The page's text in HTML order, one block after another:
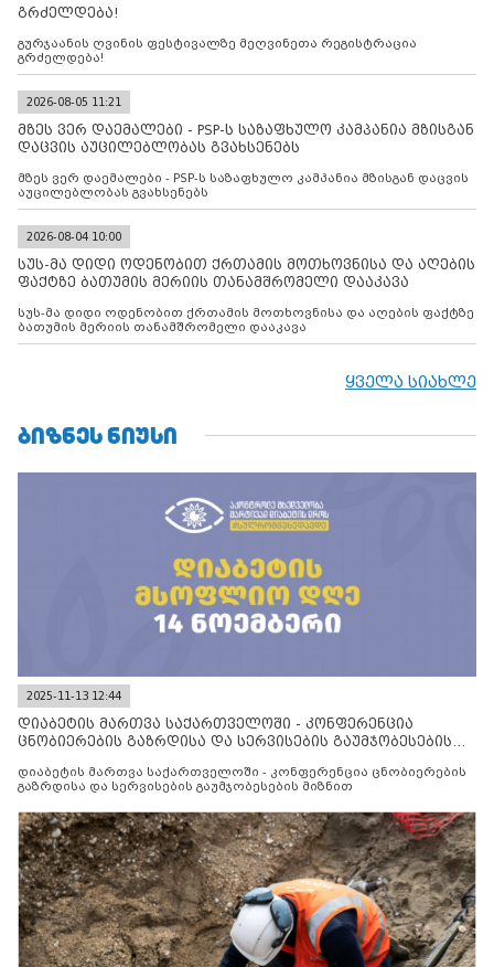
გრძელდება!
გურჯაანის ღვინის ფესტივალზე მეღვინეთა რეგისტრაცია
გრძელდება!
2026-08-05 11:21
მზეს ვერ დაემალები - PSP-ს საზაფხულო კამპანია მზისგან
დაცვის აუცილებლობას გვახსენებს
მზეს ვერ დაემალები - PSP-ს საზაფხულო კამპანია მზისგან დაცვის
აუცილებლობას გვახსენებს
2026-08-04 10:00
სუს-მა დიდი ოდენობით ქრთამის მოთხოვნისა და აღების
ფაქტზე ბათუმის მერიის თანამშრომელი დააკავა
სუს-მა დიდი ოდენობით ქრთამის მოთხოვნისა და აღების ფაქტზე
ბათუმის მერიის თანამშრომელი დააკავა
ყველა სიახლე
ᲑᲘᲖᲜᲔᲡ ᲜᲘᲣᲡᲘ
2025-11-13 12:44
დიაბეტის მართვა საქართველოში - კონფერენცია
ცნობიერების გაზრდისა და სერვისების გაუმჯობესების
დიაბეტის მართვა საქართველოში - კონფერენცია ცნობიერების
გაზრდისა და სერვისების გაუმჯობესების მიზნით